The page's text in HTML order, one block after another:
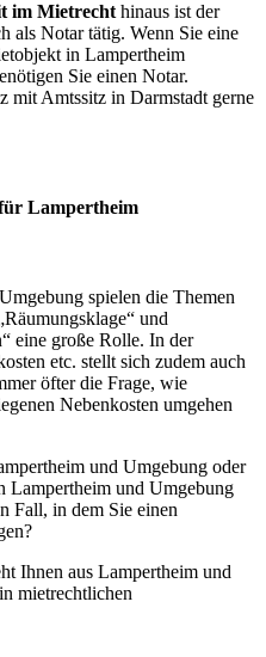
im Mietrecht hinaus ist der
als Notar tätig. Wenn Sie eine
in Lampertheim
Sie einen Notar.
mit Amtssitz in Darmstadt gerne
Lampertheim
spielen die Themen
und
eine große Rolle. In der
etc. stellt sich zudem auch
öfter die Frage, wie
Nebenkosten umgehen
und Umgebung oder
Lampertheim und Umgebung
Fall, in dem Sie einen
Ihnen aus Lampertheim und
mietrechtlichen